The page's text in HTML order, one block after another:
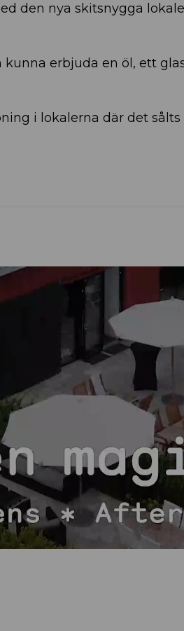
den nya skitsnygga
erbjuda en öl, ett
i lokalerna där det